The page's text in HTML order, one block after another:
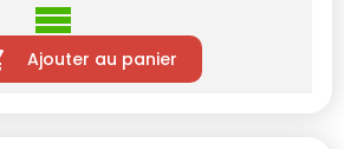
Ajouter au panier